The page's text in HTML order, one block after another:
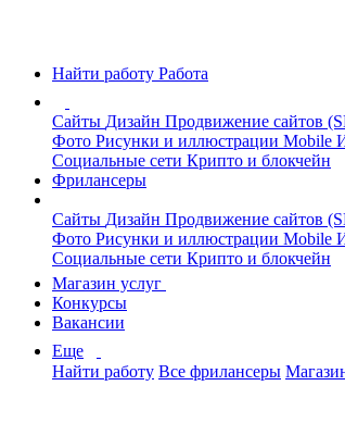
Найти работу Работа
Сайты Дизайн Продвижение сайтов
Фото Рисунки и иллюстрации Mobile
Социальные сети Крипто и блокчейн
Фрилансеры
Сайты Дизайн Продвижение сайтов
Фото Рисунки и иллюстрации Mobile
Социальные сети Крипто и блокчейн
Магазин услуг
Конкурсы
Вакансии
Еще
Найти работу Все фрилансеры